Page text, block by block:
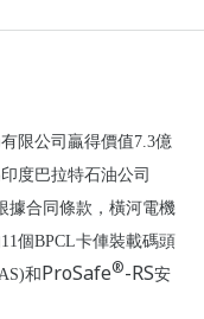
限公司贏得價值7.3億
度巴拉特石油公司
據合同條款，橫河電機
個BPCL卡俥裝載碼頭
和 ProSafe®-RS安